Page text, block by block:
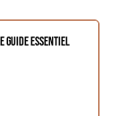
guide essentiel